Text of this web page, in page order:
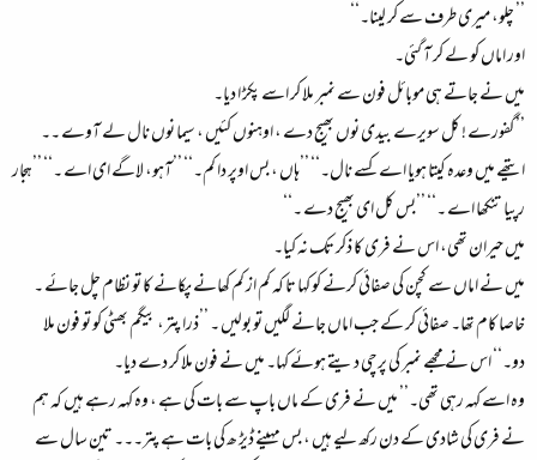
’’ چلو، میری طرف سے کر لینا۔‘‘
اور اماں کو لے کر آ گئی۔
میں نے جاتے ہی موبائل فون سے نمبر ملا کر اسے پکڑ ا دیا۔
’’گفورے ! کل سویرے بیدی نوں بھیج دے ، اوہنوں کئیں ، سیما نوں نال لے آوے ۔۔
ایتھے میں وعدہ کیتا ہویا اے کسے نال۔‘‘ ’’ہاں ، بس اوپر دا کم۔‘‘ ’’آہو، لاگے ای اے ۔‘‘ ’’ہجار
رپیا تنکھا اے ۔‘‘ ’’بس کل ای بھیج دے ۔‘‘
میں حیران تھی، اس نے فری کا ذکر تک نہ کیا۔
میں نے اماں سے کچن کی صفائی کرنے کو کہا تا کہ کم از کم کھانے پکانے کا تو نظام چل جائے ۔
خاصا کام تھا۔ صفائی کر کے جب اماں جانے لگیں تو بولیں ۔ ’’ذرا پتر، بیگم بھٹی کو تو فون ملا
دو۔‘‘ اس نے مجھے نمبر کی پرچی دیتے ہوئے کہا۔ میں نے فون ملا کر دے دیا۔
وہ اسے کہہ رہی تھی۔’’ میں نے فری کے ماں باپ سے بات کی ہے ، وہ کہہ رہے ہیں کہ ہم
نے فری کی شادی کے دن رکھ لیے ہیں ، بس مہینے ڈیڑ ھ کی بات ہے پتر۔۔۔ تین سال سے